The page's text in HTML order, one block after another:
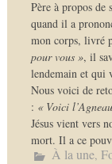
Père à propos
quand il a
mon corps, livré
pour vous », il
lendemain et qui
Nous voici de
: « Voici
Jésus vient vers
mort. Il a ce
À la une,